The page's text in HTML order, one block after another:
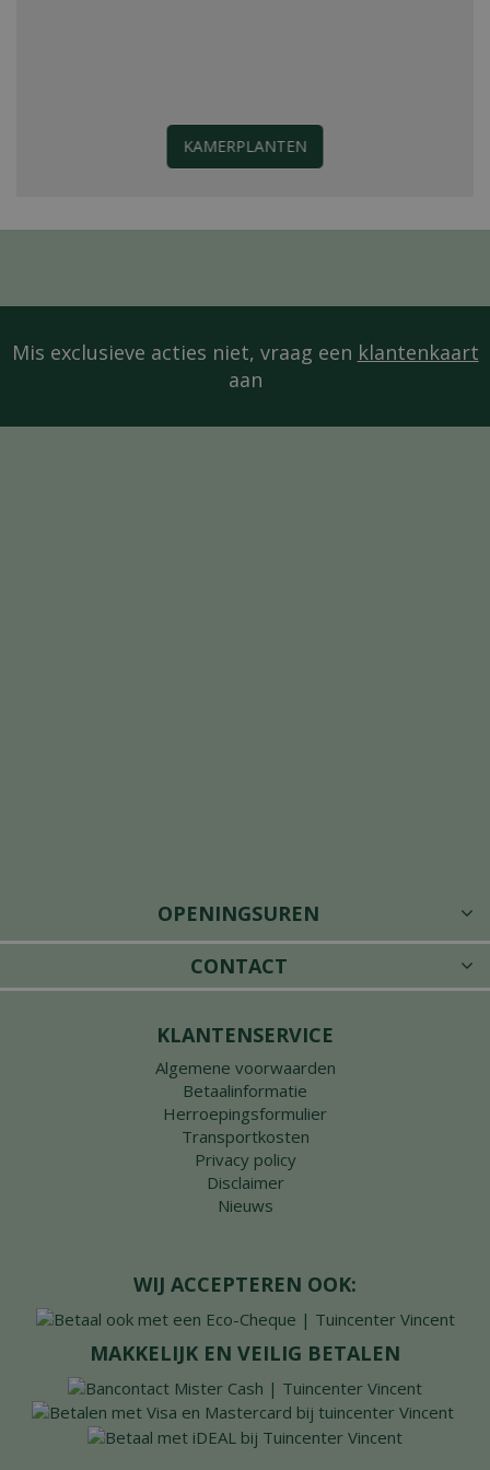
KAMERPLANTEN
Mis exclusieve acties niet, vraag een klantenkaart
aan
OPENINGSUREN
CONTACT
KLANTENSERVICE
Algemene voorwaarden
Betaalinformatie
Herroepingsformulier
Transportkosten
Privacy policy
Disclaimer
Nieuws
WIJ ACCEPTEREN OOK:
MAKKELIJK EN VEILIG BETALEN